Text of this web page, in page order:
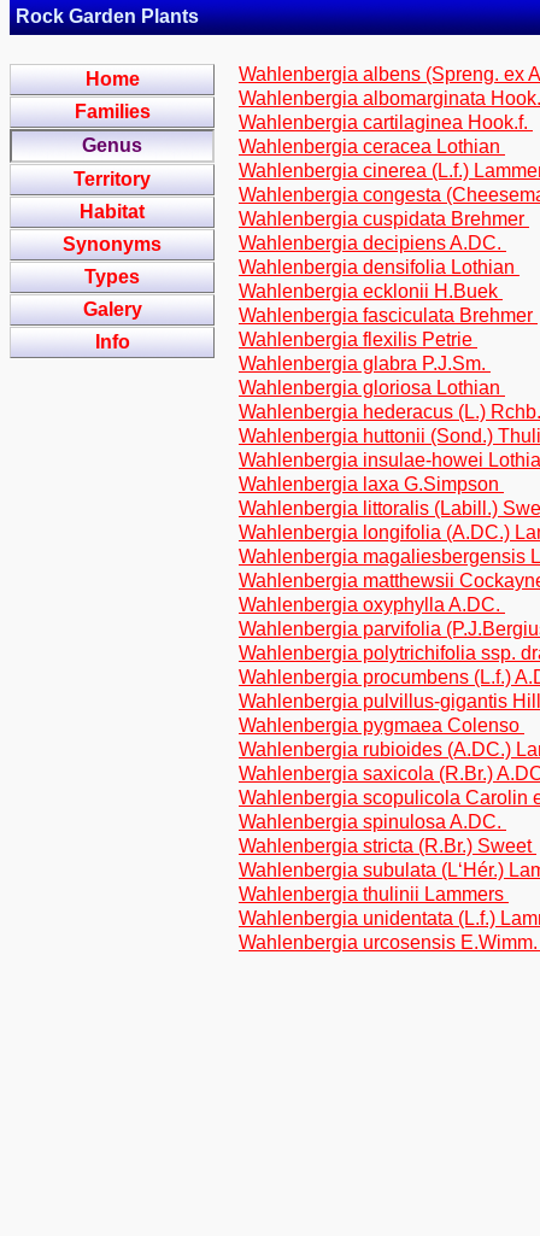
Rock Garden Plants
Home
Families
Genus
Territory
Habitat
Synonyms
Types
Galery
Info
Wahlenbergia albens (Spreng. ex
Wahlenbergia albomarginata
Wahlenbergia cartilaginea Hook.f.
Wahlenbergia ceracea Lothian
Wahlenbergia cinerea (L.f.)
Wahlenbergia congesta
Wahlenbergia cuspidata Brehmer
Wahlenbergia decipiens A.DC.
Wahlenbergia densifolia Lothian
Wahlenbergia ecklonii H.Buek
Wahlenbergia fasciculata Brehmer
Wahlenbergia flexilis Petrie
Wahlenbergia glabra P.J.Sm.
Wahlenbergia gloriosa Lothian
Wahlenbergia hederacus (L.)
Wahlenbergia huttonii (Sond.)
Wahlenbergia insulae-howei
Wahlenbergia laxa G.Simpson
Wahlenbergia littoralis (Labill.)
Wahlenbergia longifolia (A.DC.)
Wahlenbergia magaliesbergensis
Wahlenbergia matthewsii
Wahlenbergia oxyphylla A.DC.
Wahlenbergia parvifolia
Wahlenbergia polytrichifolia ssp.
Wahlenbergia procumbens (L.f.)
Wahlenbergia pulvillus-gigantis
Wahlenbergia pygmaea Colenso
Wahlenbergia rubioides (A.DC.)
Wahlenbergia saxicola (R.Br.)
Wahlenbergia scopulicola Carolin
Wahlenbergia spinulosa A.DC.
Wahlenbergia stricta (R.Br.) Sweet
Wahlenbergia subulata (L‘Hér.)
Wahlenbergia thulinii Lammers
Wahlenbergia unidentata (L.f.)
Wahlenbergia urcosensis